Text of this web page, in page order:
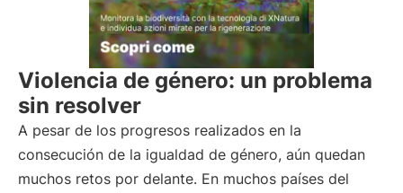
Violencia de género: un problema
sin resolver
A pesar de los progresos realizados en la
consecución de la igualdad de género, aún quedan
muchos retos por delante. En muchos países del